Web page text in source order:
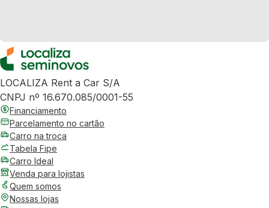
LOCALIZA Rent a Car S/A
CNPJ nº 16.670.085/0001-55
Financiamento
Parcelamento no cartão
Carro na troca
Tabela Fipe
Carro Ideal
Venda para lojistas
Quem somos
Nossas lojas